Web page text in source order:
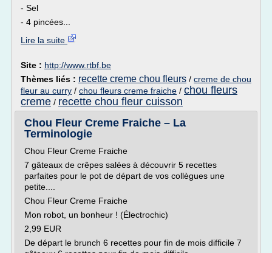
- Sel
- 4 pincées...
Lire la suite
Site : http://www.rtbf.be
Thèmes liés : recette creme chou fleurs / creme de chou
fleur au curry / chou fleurs creme fraiche / chou fleurs
creme / recette chou fleur cuisson
Chou Fleur Creme Fraiche – La
Terminologie
Chou Fleur Creme Fraiche
7 gâteaux de crêpes salées à découvrir 5 recettes
parfaites pour le pot de départ de vos collègues une
petite....
Chou Fleur Creme Fraiche
Mon robot, un bonheur ! (Électrochic)
2,99 EUR
De départ le brunch 6 recettes pour fin de mois difficile 7